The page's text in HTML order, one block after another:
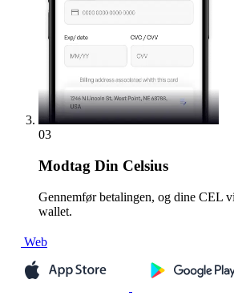
03
Modtag Din Celsius
Gennemfør betalingen, og dine CEL
wallet.
Web